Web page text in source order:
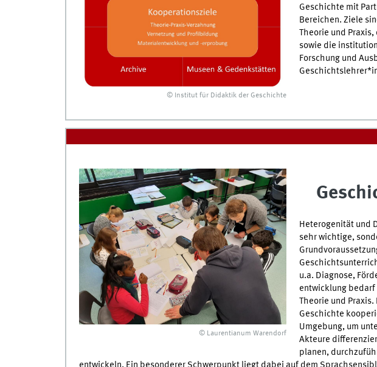
© Institut für Didaktik der Geschichte
Geschichte mit
Bereichen. Ziele
Theorie und
sowie die
Forschung und
© Laurentianum Warendorf
Heterogenität und
sehr wichtige,
u.a. Diagnose,
entwicklung bedarf
Theorie und
Geschichte
Umgebung, um
Akteure
planen,
entwickeln. Ein besonderer Schwerpunkt liegt dabei auf dem